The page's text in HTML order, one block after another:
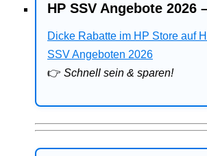
HP SSV Angebote
Dicke Rabatte im HP Store auf
SSV Angeboten 2026
👉 Schnell sein & sparen!